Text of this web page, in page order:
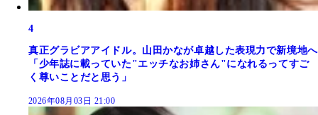
4
真正グラビアアイドル。山田かなが卓越した表現力で新境地へ
「少年誌に載っていた"エッチなお姉さん"になれるってすご
く尊いことだと思う」
2026年08月03日 21:00